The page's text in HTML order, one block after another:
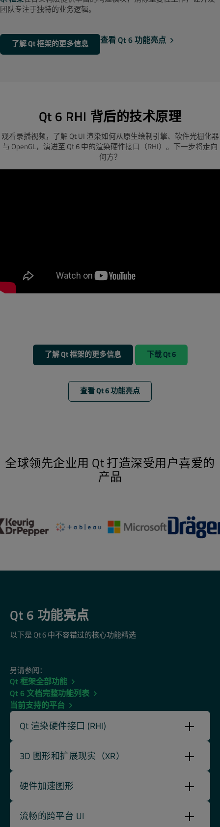
团队专注于独特的业务逻辑。
了解 Qt 框架的更多信息 查看 Qt 6 功能亮点
Qt 6 RHI 背后的技术原理
观看录播视频，了解 Qt UI 渲染如何从原生绘制引擎、软件光栅化器
与 OpenGL，演进至 Qt 6 中的渲染硬件接口（RHI）。下一步将走向
何方？
了解 Qt 框架的更多信息 下载 Qt 6
查看 Qt 6 功能亮点
全球领先企业用 Qt 打造深受用户喜爱的
产品
Qt 6 功能亮点
以下是 Qt 6 中不容错过的核心功能精选
另请参阅：
Qt 框架全部功能
Qt 6 文档完整功能列表
当前支持的平台
Qt 渲染硬件接口 (RHI)
3D 图形和扩展现实（XR）
硬件加速图形
流畅的跨平台 UI